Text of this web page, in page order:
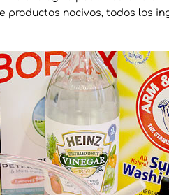
productos nocivos, todos los